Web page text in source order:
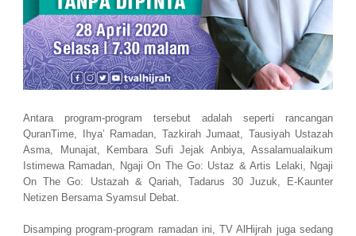
Antara program-program tersebut adalah seperti rancangan
QuranTime, Ihya’ Ramadan, Tazkirah Jumaat, Tausiyah Ustazah
Asma, Munajat, Kembara Sufi Jejak Anbiya, Assalamualaikum
Istimewa Ramadan, Ngaji On The Go: Ustaz & Artis Lelaki, Ngaji
On The Go: Ustazah & Qariah, Tadarus 30 Juzuk, E-Kaunter
Netizen Bersama Syamsul Debat.
Disamping program-program ramadan ini, TV AlHijrah juga sedang